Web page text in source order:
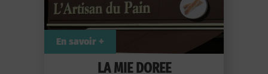
LA MIE DOREE
En savoir +